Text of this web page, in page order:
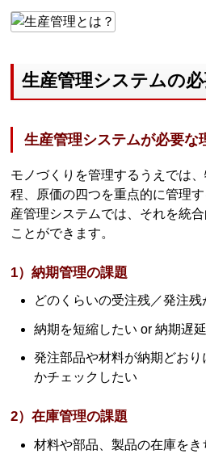
生産管理システムの
生産管理システムが必要な
モノづくりを管理するうえでは
程、原価の四つを重点的に管理
産管理システムでは、それを統
ことができます。
1）納期管理の課題
どのくらいの受注残／発注
納期を短縮したい or 納期遅
発注部品や材料が納期どおり
かチェックしたい
2）在庫管理の課題
材料や部品、製品の在庫を